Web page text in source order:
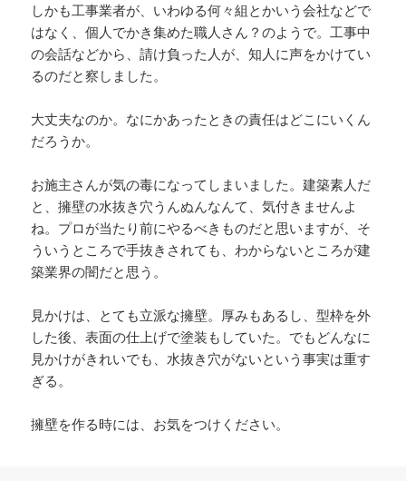
しかも工事業者が、いわゆる何々組とかいう会社などで
はなく、個人でかき集めた職人さん？のようで。工事中
の会話などから、請け負った人が、知人に声をかけてい
るのだと察しました。
大丈夫なのか。なにかあったときの責任はどこにいくん
だろうか。
お施主さんが気の毒になってしまいました。建築素人だ
と、擁壁の水抜き穴うんぬんなんて、気付きませんよ
ね。プロが当たり前にやるべきものだと思いますが、そ
ういうところで手抜きされても、わからないところが建
築業界の闇だと思う。
見かけは、とても立派な擁壁。厚みもあるし、型枠を外
した後、表面の仕上げで塗装もしていた。でもどんなに
見かけがきれいでも、水抜き穴がないという事実は重す
ぎる。
擁壁を作る時には、お気をつけください。